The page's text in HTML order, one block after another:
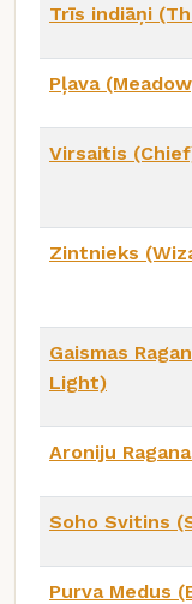
Trīs indiāņi
Pļava
Virsaitis
Zintnieks
Gaismas
Light)
Aroniju
Soho Svitins
Purva Medus